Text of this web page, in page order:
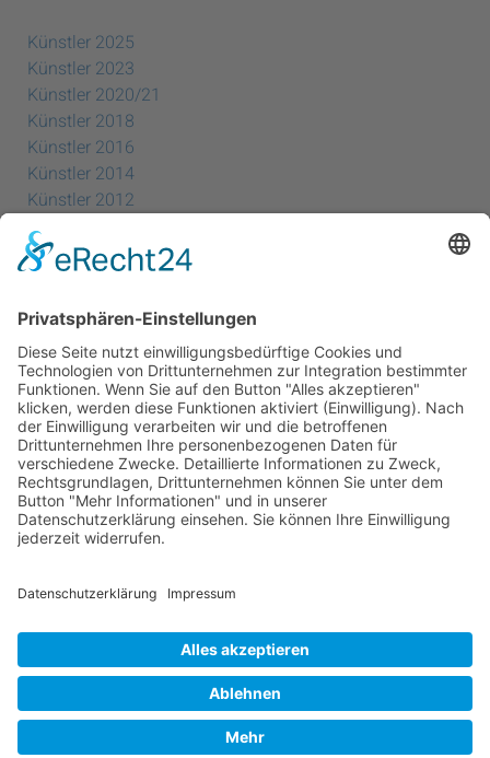
Künstler 2025
Künstler 2023
Künstler 2020/21
Künstler 2018
Künstler 2016
Künstler 2014
Künstler 2012
Künstler 2010
Künstler 2008
Künstler 2006
Künstler 2004
Alle Ausstellungsorte
Cookie-Einstellungen
Datenschutz
Datenschutz Social Media Intern